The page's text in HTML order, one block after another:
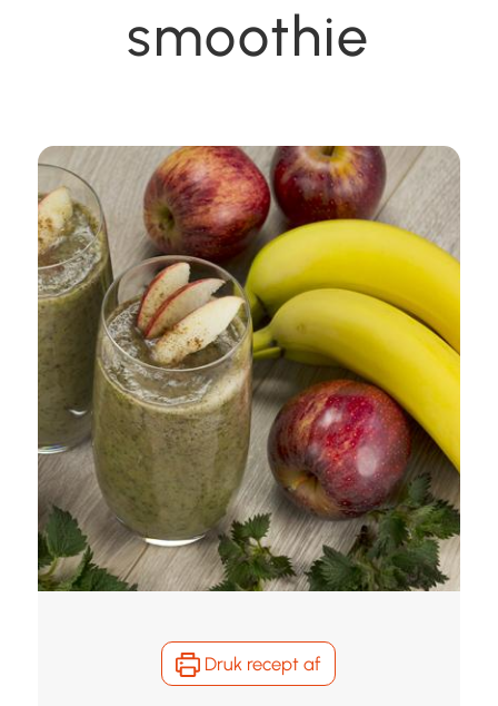
smoothie
Druk recept af